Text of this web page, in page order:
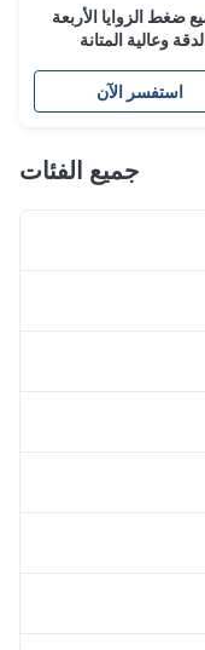
ضغط الزوايا الأربعة
وعالية المتانة
استفسر الآن
جميع الفئات